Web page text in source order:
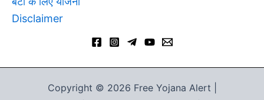
Disclaimer
Copyright © 2026 Free Yojana Alert |